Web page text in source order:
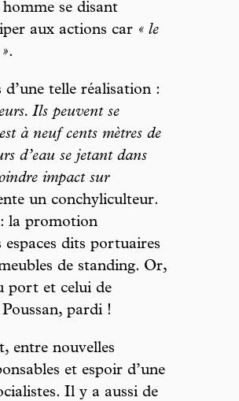
se disant
aux actions car « le
.
d’une telle réalisation :
Ils peuvent se
à neuf cents mètres de
d’eau se jetant dans
impact sur
un conchyliculteur.
: la promotion
dits portuaires
de standing. Or,
port et celui de
pardi !
entre nouvelles
et espoir d’une
Il y a aussi de